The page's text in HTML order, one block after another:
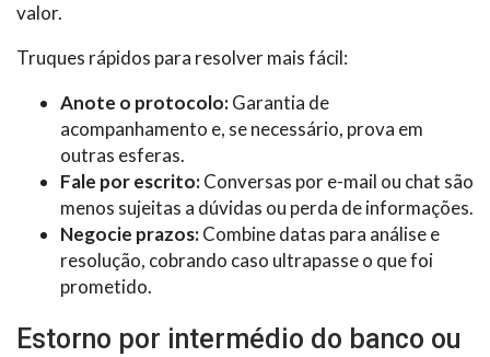
valor.
Truques rápidos para resolver mais fácil:
Anote o protocolo:Garantia de
acompanhamento e, se necessário, prova em
outras esferas.
Fale por escrito:Conversas por e-mail ou chat são
menos sujeitas a dúvidas ou perda de informações.
Negocie prazos:Combine datas para análise e
resolução, cobrando caso ultrapasse o que foi
prometido.
Estorno por intermédio do banco ou